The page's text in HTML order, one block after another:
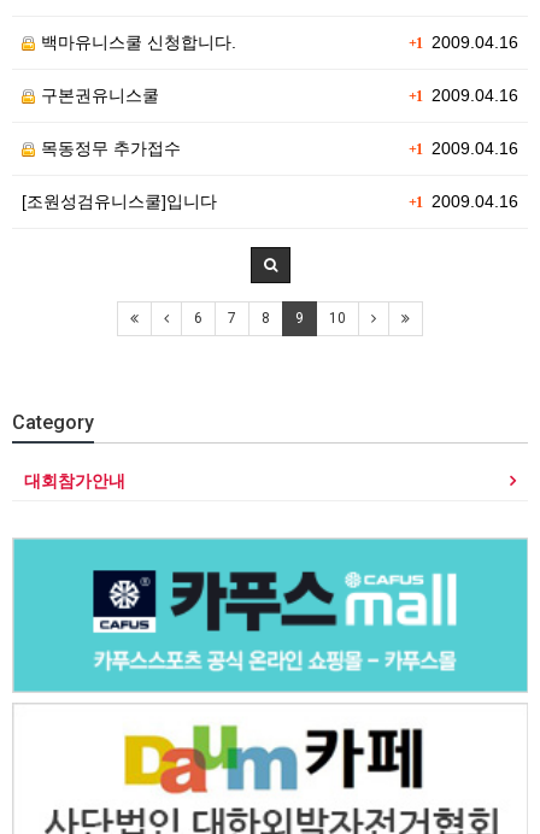
+1 2009.04.16
백마유니스쿨 신청합니다.
+1 2009.04.16
구본권유니스쿨
+1 2009.04.16
목동정무 추가접수
+1 2009.04.16
[조원성검유니스쿨]입니다
6 7 8 9 10
Category
대회참가안내